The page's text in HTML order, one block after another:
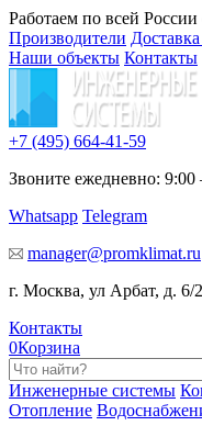
Работаем по всей России
Производители
Наши объекты Контакты
+7 (495) 664-41-59
Звоните ежедневно: 9:00
Whatsapp Telegram
manager@promklimat.ru
г. Москва, ул Арбат, д. 6/2
Контакты
0Корзина
Инженерные системы
Отопление